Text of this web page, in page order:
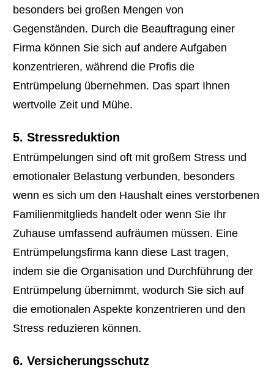
besonders bei großen Mengen von
Gegenständen. Durch die Beauftragung einer
Firma können Sie sich auf andere Aufgaben
konzentrieren, während die Profis die
Entrümpelung übernehmen. Das spart Ihnen
wertvolle Zeit und Mühe.
5. Stressreduktion
Entrümpelungen sind oft mit großem Stress und
emotionaler Belastung verbunden, besonders
wenn es sich um den Haushalt eines verstorbenen
Familienmitglieds handelt oder wenn Sie Ihr
Zuhause umfassend aufräumen müssen. Eine
Entrümpelungsfirma kann diese Last tragen,
indem sie die Organisation und Durchführung der
Entrümpelung übernimmt, wodurch Sie sich auf
die emotionalen Aspekte konzentrieren und den
Stress reduzieren können.
6. Versicherungsschutz